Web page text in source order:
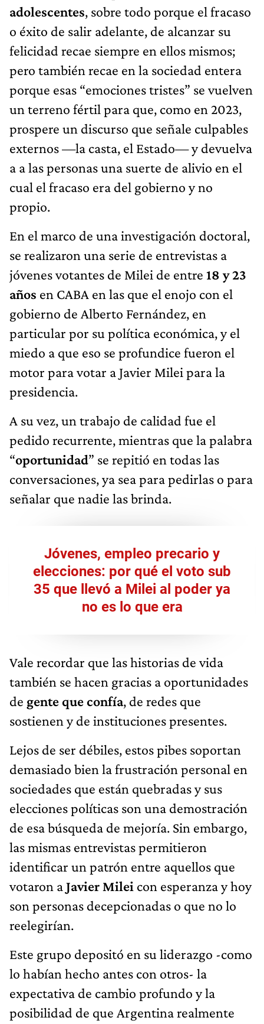
adolescentes, sobre todo porque el fracaso
o éxito de salir adelante, de alcanzar su
felicidad recae siempre en ellos mismos;
pero también recae en la sociedad entera
porque esas “emociones tristes” se vuelven
un terreno fértil para que, como en 2023,
prospere un discurso que señale culpables
externos —la casta, el Estado— y devuelva
a a las personas una suerte de alivio en el
cual el fracaso era del gobierno y no
propio.
En el marco de una investigación doctoral,
se realizaron una serie de entrevistas a
jóvenes votantes de Milei de entre 18 y 23
años en CABA en las que el enojo con el
gobierno de Alberto Fernández, en
particular por su política económica, y el
miedo a que eso se profundice fueron el
motor para votar a Javier Milei para la
presidencia.
A su vez, un trabajo de calidad fue el
pedido recurrente, mientras que la palabra
“oportunidad” se repitió en todas las
conversaciones, ya sea para pedirlas o para
señalar que nadie las brinda.
Jóvenes, empleo precario y
elecciones: por qué el voto sub
35 que llevó a Milei al poder ya
no es lo que era
Vale recordar que las historias de vida
también se hacen gracias a oportunidades
de gente que confía, de redes que
sostienen y de instituciones presentes.
Lejos de ser débiles, estos pibes soportan
demasiado bien la frustración personal en
sociedades que están quebradas y sus
elecciones políticas son una demostración
de esa búsqueda de mejoría. Sin embargo,
las mismas entrevistas permitieron
identificar un patrón entre aquellos que
votaron aJavier Milei con esperanza y hoy
son personas decepcionadas o que no lo
reelegirían.
Este grupo depositó en su liderazgo -como
lo habían hecho antes con otros- la
expectativa de cambio profundo y la
posibilidad de que Argentina realmente